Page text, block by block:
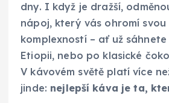
dny. I když je dražší,
nápoj, který vás ohromí
komplexností – ať už
Etiopii, nebo po klasické
V kávovém světě platí více
jinde: nejlepší káva je ta,